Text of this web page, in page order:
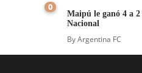
0
Maipú le ganó 4 a
Nacional
ByArgentina FC